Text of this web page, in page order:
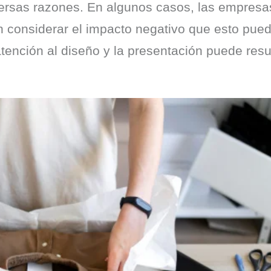
razones. En algunos casos, las
el impacto negativo que esto
al diseño y la presentación puede